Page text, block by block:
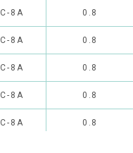
C-8A 0.8
C-8A 0.8
C-8A 0.8
C-8A 0.8
C-8A 0.8